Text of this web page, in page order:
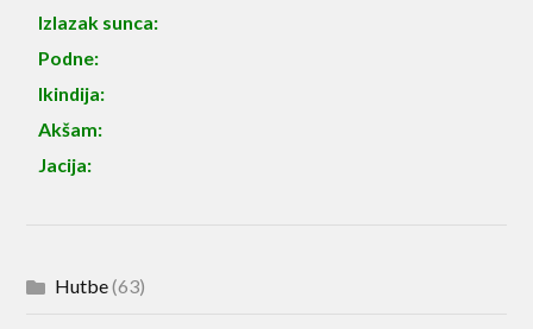
Izlazak sunca:
Podne:
Ikindija:
Akšam:
Jacija:
Hutbe(63)